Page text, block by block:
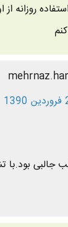
روزانه
جالبی بود.با